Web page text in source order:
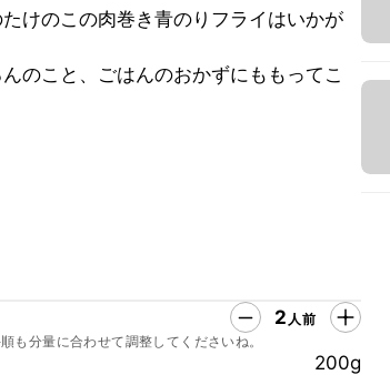
けのこの肉巻き青のりフライはいかが
のこと、ごはんのおかずにももってこ
2 人前
も分量に合わせて調整してくださいね。
200g